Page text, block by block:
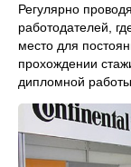
Регулярно
работодателей,
место для
прохождении
дипломной работы.